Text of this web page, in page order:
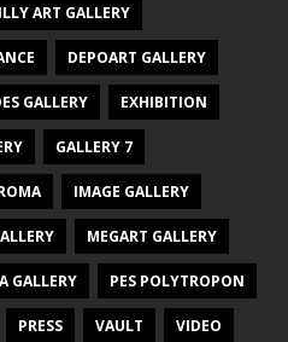
ART GALLERY
DEPOART GALLERY
GALLERY EXHIBITION
GALLERY 7
IMAGE GALLERY
MEGART GALLERY
GALLERY PES POLYTROPON
PRESS VAULT VIDEO